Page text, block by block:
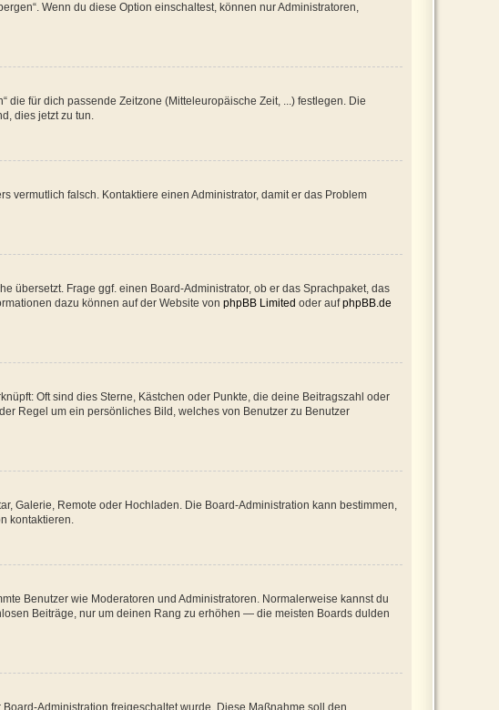
Wenn du diese Option einschaltest, können nur Administratoren,
für dich passende Zeitzone (Mitteleuropäische Zeit, ...) festlegen. Die
dies jetzt zu tun.
vermutlich falsch. Kontaktiere einen Administrator, damit er das Problem
übersetzt. Frage ggf. einen Board-Administrator, ob er das Sprachpaket, das
dazu können auf der Website von phpBB Limited oder aufphpBB.de
Oft sind dies Sterne, Kästchen oder Punkte, die deine Beitragszahl oder
Regel um ein persönliches Bild, welches von Benutzer zu Benutzer
Galerie, Remote oder Hochladen. Die Board-Administration kann bestimmen,
kontaktieren.
Benutzer wie Moderatoren und Administratoren. Normalerweise kannst du
Beiträge, nur um deinen Rang zu erhöhen — die meisten Boards dulden
Administration freigeschaltet wurde. Diese Maßnahme soll den